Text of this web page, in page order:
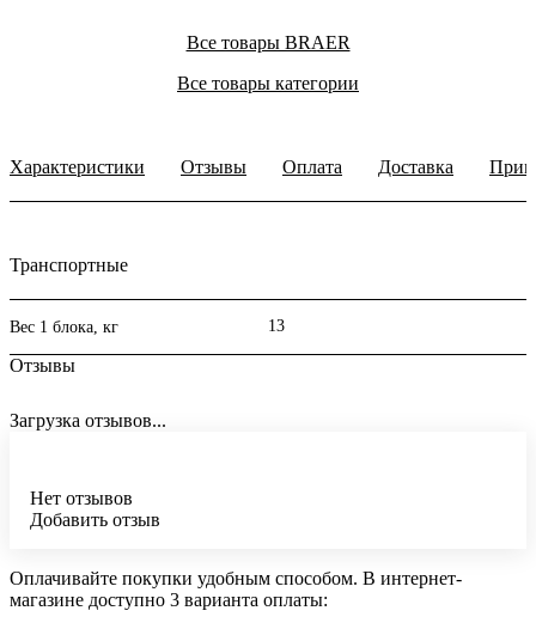
Все товары BRAER
Все товары категории
Характеристики Отзывы Оплата Доставка
Транспортные
Вес 1 блока, кг 13
Отзывы
Загрузка отзывов...
Нет отзывов
Добавить отзыв
Оплачивайте покупки удобным способом. В интернет-
магазине доступно 3 варианта оплаты: